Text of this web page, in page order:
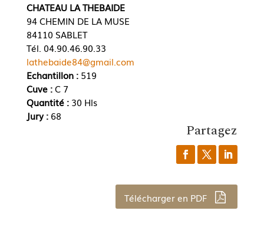
CHATEAU LA THEBAIDE
94 CHEMIN DE LA MUSE
84110 SABLET
Tél. 04.90.46.90.33
lathebaide84@gmail.com
Echantillon :519
Cuve :C 7
Quantité : 30 Hls
Jury : 68
Partagez
Télécharger en PDF